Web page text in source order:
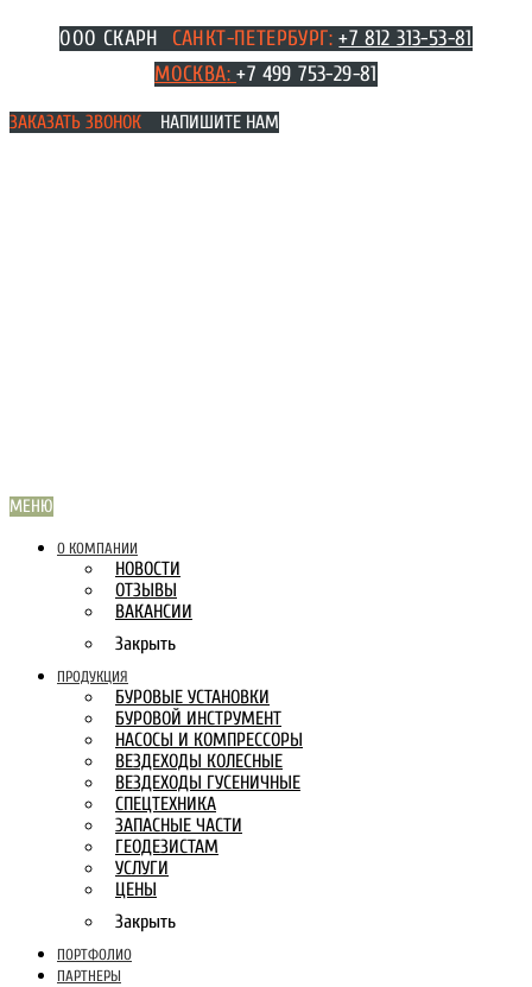
Перейти
ООО СКАРН САНКТ-ПЕТЕРБУРГ:+7 812 313-53-81
МОСКВА:+7 499 753-29-81
ЗАКАЗАТЬ ЗВОНОК НАПИШИТЕ НАМ
МЕНЮ
О КОМПАНИИ
НОВОСТИ
ОТЗЫВЫ
ВАКАНСИИ
Закрыть
ПРОДУКЦИЯ
БУРОВЫЕ УСТАНОВКИ
БУРОВОЙ ИНСТРУМЕНТ
НАСОСЫ И КОМПРЕССОРЫ
ВЕЗДЕХОДЫ КОЛЕСНЫЕ
ВЕЗДЕХОДЫ ГУСЕНИЧНЫЕ
СПЕЦТЕХНИКА
ЗАПАСНЫЕ ЧАСТИ
ГЕОДЕЗИСТАМ
УСЛУГИ
ЦЕНЫ
Закрыть
ПОРТФОЛИО
ПАРТНЕРЫ